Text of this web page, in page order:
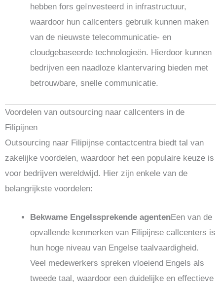
hebben fors geïnvesteerd in infrastructuur,
waardoor hun callcenters gebruik kunnen maken
van de nieuwste telecommunicatie- en
cloudgebaseerde technologieën. Hierdoor kunnen
bedrijven een naadloze klantervaring bieden met
betrouwbare, snelle communicatie.
Voordelen van outsourcing naar callcenters in de
Filipijnen
Outsourcing naar Filipijnse contactcentra biedt tal van
zakelijke voordelen, waardoor het een populaire keuze is
voor bedrijven wereldwijd. Hier zijn enkele van de
belangrijkste voordelen:
Bekwame Engelssprekende agentenEen van de
opvallende kenmerken van Filipijnse callcenters is
hun hoge niveau van Engelse taalvaardigheid.
Veel medewerkers spreken vloeiend Engels als
tweede taal, waardoor een duidelijke en effectieve